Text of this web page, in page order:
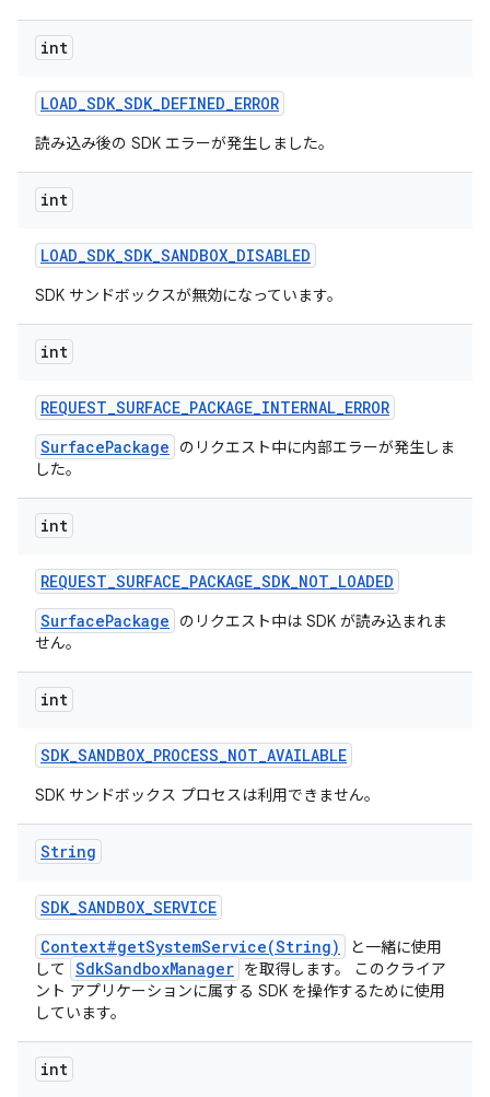
int
LOAD_SDK_SDK_DEFINED_ERROR
読み込み後の SDK エラーが発生しました。
int
LOAD_SDK_SDK_SANDBOX_DISABLED
SDK サンドボックスが無効になっています。
int
REQUEST_SURFACE_PACKAGE_INTERNAL_ERROR
SurfacePackage
のリクエスト中に内部エラーが発生しま
した。
int
REQUEST_SURFACE_PACKAGE_SDK_NOT_LOADED
SurfacePackage
のリクエスト中は SDK が読み込まれま
せん。
int
SDK_SANDBOX_PROCESS_NOT_AVAILABLE
SDK サンドボックス プロセスは利用できません。
String
SDK_SANDBOX_SERVICE
Context#getSystemService(String)
と一緒に使用
して
SdkSandboxManager を取得します。 このクライア
ント アプリケーションに属する SDK を操作するために使用
しています。
int